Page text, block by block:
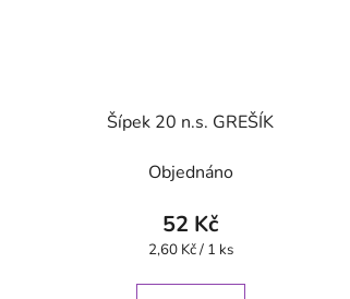
Šípek 20 n.s. GREŠÍK
Objednáno
52 Kč
Měrná
2,60 Kč / 1 ks